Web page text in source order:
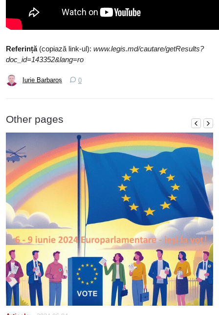
Referință (copiază link-ul): www.legis.md/cautare/getResults?
doc_id=143352&lang=ro
Iurie Barbaroș 0
Other pages